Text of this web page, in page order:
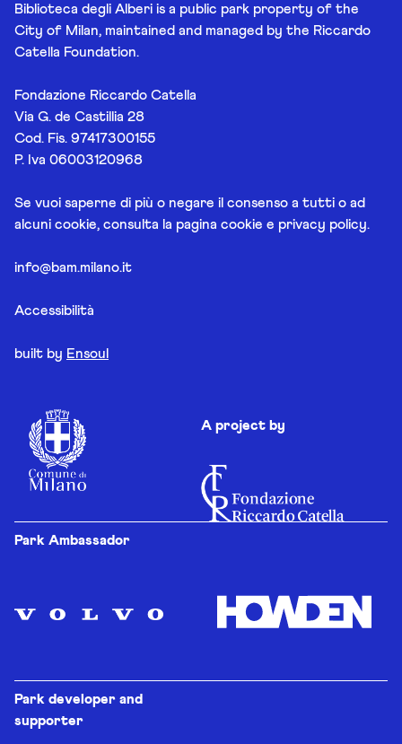
Biblioteca degli Alberi is a public park property of the
City of Milan, maintained and managed by the Riccardo
Catella Foundation.
Fondazione Riccardo Catella
Via G. de Castillia 28
Cod. Fis. 97417300155
P. Iva 06003120968
Se vuoi saperne di più o negare il consenso a tutti o ad
alcuni cookie, consulta la pagina cookie e privacy policy.
info@bam.milano.it
Accessibilità
built by Ensoul
A project by
Park Ambassador
Park developer and
supporter